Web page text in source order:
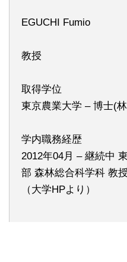
EGUCHI Fumio
教授
取得学位
東京農業大学 – 博士(
学内職務経歴
2012年04月 – 継続中
部 森林総合科学科 教授
（大学HPより）